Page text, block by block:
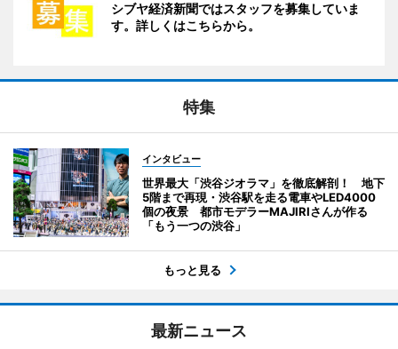
シブヤ経済新聞ではスタッフを募集していま
す。詳しくはこちらから。
特集
インタビュー
世界最大「渋谷ジオラマ」を徹底解剖！ 地下
5階まで再現・渋谷駅を走る電車やLED4000
個の夜景 都市モデラーMAJIRIさんが作る
「もう一つの渋谷」
もっと見る
最新ニュース